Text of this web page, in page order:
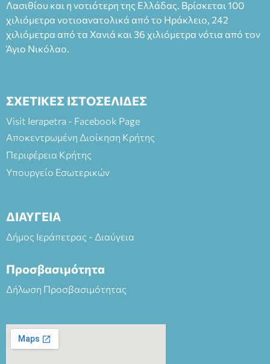
και στο more.com Χώρος: 3ο Γυμνάσιο Ιεράπετρας
(Είσοδος ΕΠΑ.Λ.) Έναρξη 21:15 Οργάνωση: ΚΝΩΣΟΣ
ΘΕΑΤΡΙΚΕΣ ΠΑΡΑΓΩΓΕΣ ΕΕ
Λασιθίου και η νοτιότερη της Ελλάδας. Βρίσκεται 100
χιλιόμετρα νοτιοανατολικά από το Ηράκλειο, 242
χιλιόμετρα από τα Χανιά και 36 χιλιόμετρα νότια από τον
Άγιο Νικόλαο.
ΣΧΕΤΙΚΕΣ ΙΣΤΟΣΕΛΙΔΕΣ
Visit Ierapetra - Facebook Page
Αποκεντρωμένη Διοίκηση Κρήτης
Περιφέρεια Κρήτης
Υπουργείο Εσωτερικών
ΔΙΑΥΓΕΙΑ
Δήμος Ιεράπετρας - Διαύγεια
Προσβασιμότητα
Δήλωση Προσβασιμότητας